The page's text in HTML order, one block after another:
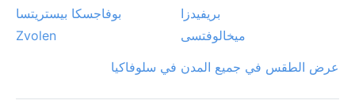
بريفيدزا
بوفاجسكا بيستريتسا
ميخالوفتسى
Zvolen
عرض الطقس في جميع المدن في سلوفاكيا